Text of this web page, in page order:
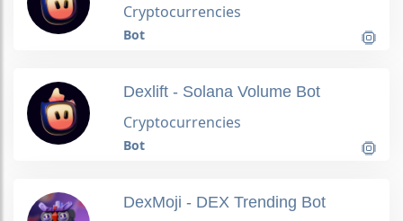
Cryptocurrencies
Bot
Dexlift - Solana Volume Bot
Cryptocurrencies
Bot
DexMoji - DEX Trending Bot